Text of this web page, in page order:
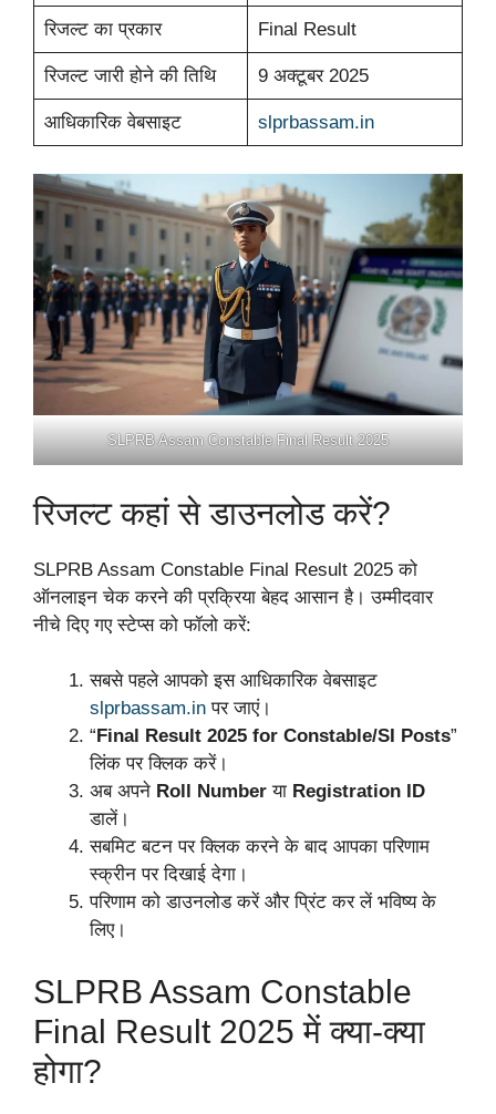
रिजल्ट का प्रकार Final Result
रिजल्ट जारी होने की तिथि 9 अक्टूबर 2025
आधिकारिक वेबसाइट slprbassam.in
SLPRB Assam Constable Final Result 2025
रिजल्ट कहां से डाउनलोड करें?
SLPRB Assam Constable Final Result 2025 को
ऑनलाइन चेक करने की प्रक्रिया बेहद आसान है। उम्मीदवार
नीचे दिए गए स्टेप्स को फॉलो करें:
सबसे पहले आपको इस आधिकारिक वेबसाइट
slprbassam.in पर जाएं।
“ Final Result 2025 for Constable/SI Posts”
लिंक पर क्लिक करें।
अब अपने Roll Number या Registration ID
डालें।
सबमिट बटन पर क्लिक करने के बाद आपका परिणाम
स्क्रीन पर दिखाई देगा।
परिणाम को डाउनलोड करें और प्रिंट कर लें भविष्य के
लिए।
SLPRB Assam Constable
Final Result 2025 में क्या-क्या
होगा?